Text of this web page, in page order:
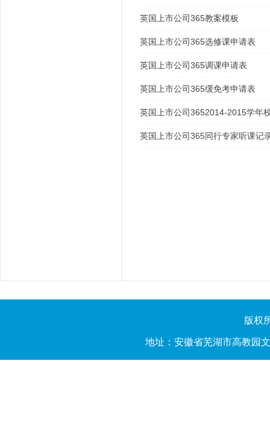
英国上市公司365教案模板
英国上市公司365选修课申请表
英国上市公司365调课申请表
英国上市公司365缓免考申请表
英国上市公司3652014-2015学年
英国上市公司365同行专家听课记
版权
地址：安徽省芜湖市高教园